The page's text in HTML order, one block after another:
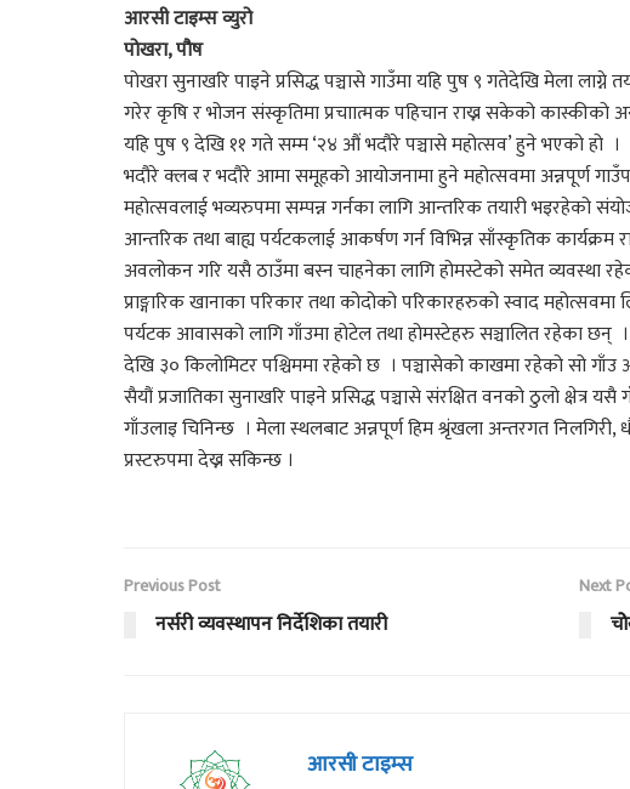
आरसी टाइम्स व्युरो
पोखरा, पौष
पोखरा सुनाखरि पाइने प्रसिद्ध पञ्चासे गाउँमा यहि पुष ९ गतेदेखि मेला
गरेर कृषि र भोजन संस्कृतिमा प्रचाात्मक पहिचान राख्न सकेको कास्कीको
यहि पुष ९ देखि ११ गते सम्म ‘२४ औं भदौरे पञ्चासे महोत्सव’ हुने भएको हो ।
भदौरे क्लब र भदौरे आमा समूहको आयोजनामा हुने महोत्सवमा अन्नपूर्ण
महोत्सवलाई भव्यरुपमा सम्पन्न गर्नका लागि आन्तरिक तयारी भइरहेको
आन्तरिक तथा बाह्य पर्यटकलाई आकर्षण गर्न विभिन्न साँस्कृतिक
अवलोकन गरि यसै ठाउँमा बस्न चाहनेका लागि होमस्टेको समेत व्यवस्था
प्राङ्गारिक खानाका परिकार तथा कोदोको परिकारहरुको स्वाद
पर्यटक आवासको लागि गाँउमा होटेल तथा होमस्टेहरु सञ्चालित रहेका छन् ।
देखि ३० किलोमिटर पश्चिममा रहेको छ । पञ्चासेको काखमा रहेको सो
सैयौं प्रजातिका सुनाखरि पाइने प्रसिद्ध पञ्चासे संरक्षित वनको ठुलो क्षेत्र यसै
गाँउलाइ चिनिन्छ । मेला स्थलबाट अन्नपूर्ण हिम श्रृंखला अन्तरगत
प्रस्टरुपमा देख्न सकिन्छ ।
Previous Post
नर्सरी व्यवस्थापन निर्देशिका तयारी
Next
आरसी टाइम्स